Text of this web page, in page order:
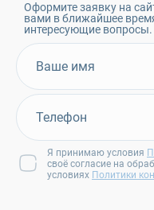
Оформите заявку на
вами в ближайшее
интересующие вопросы.
Я принимаю условия
своё согласие на
условиях Политики